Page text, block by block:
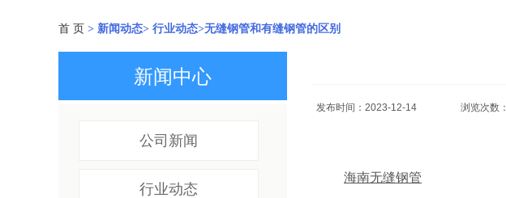
首 页 > 新闻动态> 行业动态>无缝钢管和有缝钢管的区别
新闻中心
公司新闻
行业动态
发布时间：2023-12-14 浏览次数：
海南无缝钢管